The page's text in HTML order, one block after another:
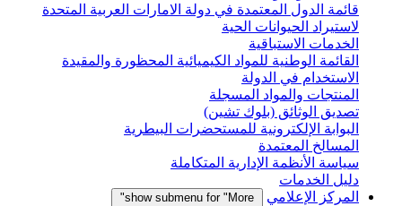
قائمة الدول المعتمدة في دولة الامارات العربية المتحدة
لاستيراد الحيوانات الحية
الخدمات الاستباقية
القائمة الوطنية للمواد الكيميائية المحظورة والمقيدة
الاستخدام في الدولة
المنتجات والمواد المسجلة
تصديق الوثائق (بلوك تشين)
البوابة الإلكترونية للمستحضرات البيطرية
المسالخ المعتمدة
سياسة الأنظمة الإدارية المتكاملة
دليل الخدمات
المركز الإعلامي
show submenu for "More"